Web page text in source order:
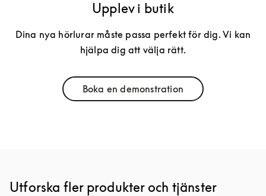
Upplev i butik
Dina nya hörlurar måste passa perfekt för dig. Vi kan
hjälpa dig att välja rätt.
Boka en demonstration
Link Opens in New Tab
Utforska fler produkter och tjänster